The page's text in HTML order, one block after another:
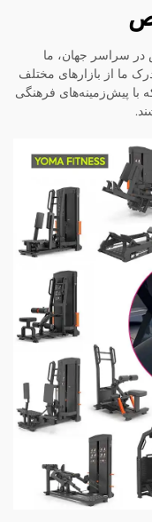
3000 پروژه فیتنس در سراسر جهان، ما
ما از بازارهای مختلف
با پیش‌زمینه‌های فرهنگی